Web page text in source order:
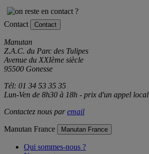
Contact Contact
Manutan
Z.A.C. du Parc des Tulipes
Avenue du XXIème siècle
95500 Gonesse
Tél: 01 34 53 35 35
Lun-Ven de 8h30 à 18h - prix d'un appel local
Contactez nous paremail
Manutan France Manutan France
Qui sommes-nous ?